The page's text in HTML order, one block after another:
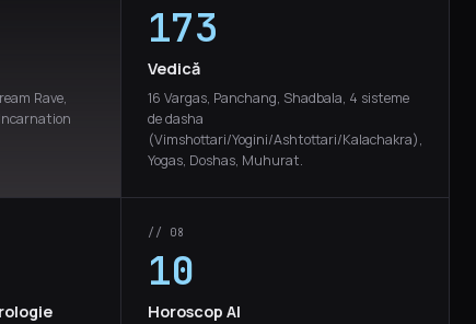
Rave,
173
Vedică
16 Vargas, Panchang, Shadbala, 4 sisteme
de dasha
(Vimshottari/Yogini/Ashtottari/Kalachakra),
Yogas, Doshas, Muhurat.
// 08
10
Horoscop AI